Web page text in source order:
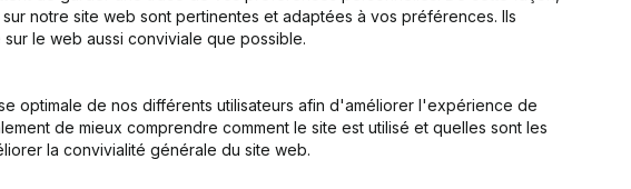
(NL)
notre site web sont pertinentes et adaptées à vos préférences. Ils
le web aussi conviviale que possible.
optimale de nos différents utilisateurs afin d'améliorer l'expérience de
de mieux comprendre comment le site est utilisé et quelles sont les
la convivialité générale du site web.